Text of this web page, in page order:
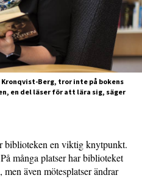
Berg, tror inte på bokens
en del läser för att lära sig, säger
biblioteken en viktig knytpunkt.
många platser har biblioteket
även mötesplatser ändrar